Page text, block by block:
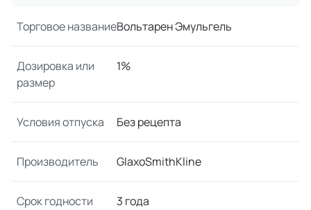
Торговое названиеВольтарен Эмульгель
Дозировка или
размер
1%
Условия отпуска Без рецепта
Производитель GlaxoSmithKline
Срок годности 3 года